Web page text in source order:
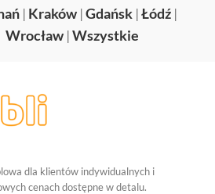
| Kraków |Gdańsk |Łódź |
Wrocław |Wszystkie
dla klientów indywidualnych i
cenach dostępne w detalu.